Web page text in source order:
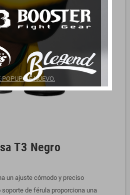
T3 Negro
un ajuste cómodo y preciso
de férula proporciona una
DE NUEVO.